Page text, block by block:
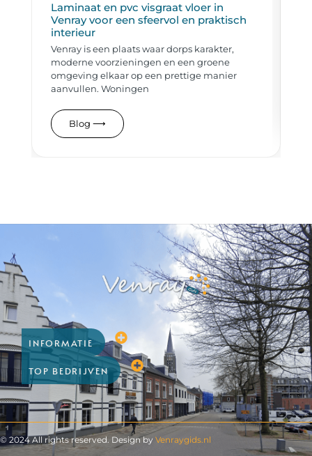
Laminaat en pvc visgraat vloer in
Venray voor een sfeervol en praktisch
interieur
Venray is een plaats waar dorps karakter,
moderne voorzieningen en een groene
omgeving elkaar op een prettige manier
aanvullen. Woningen
Blog ⟶
INFORMATIE
TOP BEDRIJVEN
© 2024 All rights reserved. Design by Venraygids.nl